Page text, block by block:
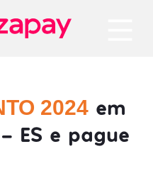
2024 em
ES e pague